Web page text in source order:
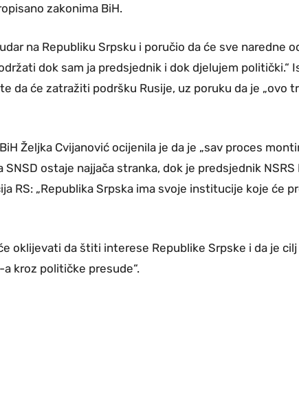
zakonima BiH.
na Republiku Srpsku i poručio da će sve naredne
dok sam ja predsjednik i dok djelujem politički.“
da će zatražiti podršku Rusije, uz poruku da je „ovo
Željka Cvijanović ocijenila je da je „sav proces
SNSD ostaje najjača stranka, dok je predsjednik
RS: „Republika Srpska ima svoje institucije koje će
oklijevati da štiti interese Republike Srpske i da je
a kroz političke presude“.